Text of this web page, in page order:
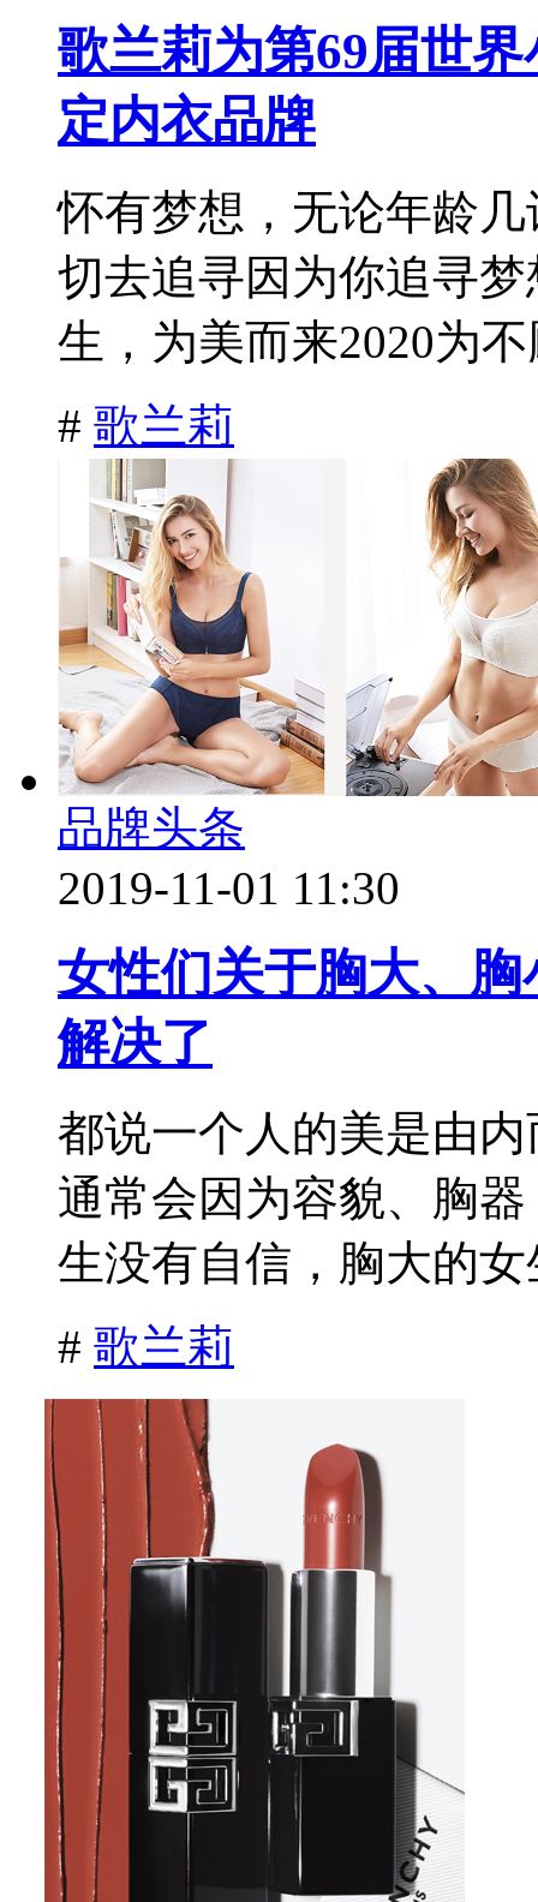
歌兰莉为第69届世
定内衣品牌
怀有梦想，无论年龄
切去追寻因为你追寻
生，为美而来2020为
# 歌兰莉
品牌头条
2019-11-01 11:30
女性们关于胸大、
解决了
都说一个人的美是由
通常会因为容貌、胸
生没有自信，胸大的女
# 歌兰莉